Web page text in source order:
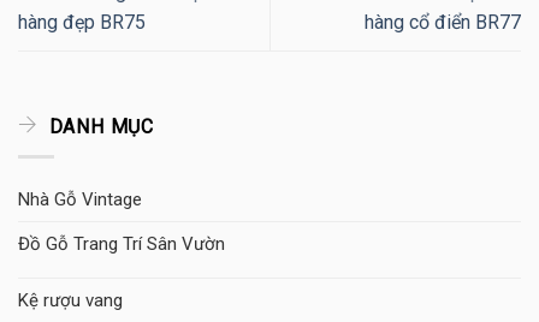
hàng đẹp BR75
hàng cổ điển BR77
DANH MỤC
Nhà Gỗ Vintage
Đồ Gỗ Trang Trí Sân Vườn
Kệ rượu vang